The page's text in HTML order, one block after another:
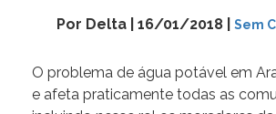
Por Delta | 16/01/2018 | Sem
O problema de água potável em
e afeta praticamente todas as